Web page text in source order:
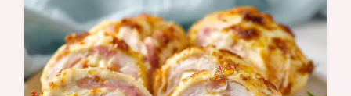
tomate healthy. Inclus : guide de cuisson
précis. Prêt en 35 minutes.